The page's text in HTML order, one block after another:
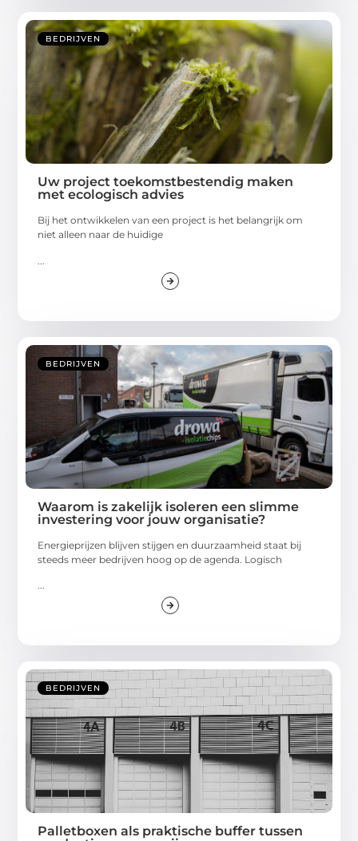
BEDRIJVEN
Uw project toekomstbestendig maken
met ecologisch advies
Bij het ontwikkelen van een project is het belangrijk om
niet alleen naar de huidige
BEDRIJVEN
Waarom is zakelijk isoleren een slimme
investering voor jouw organisatie?
Energieprijzen blijven stijgen en duurzaamheid staat bij
steeds meer bedrijven hoog op de agenda. Logisch
...
BEDRIJVEN
Palletboxen als praktische buffer tussen